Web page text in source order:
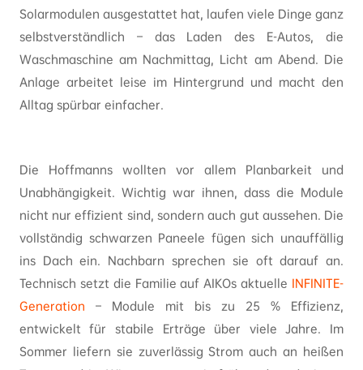
Solarmodulen ausgestattet hat, laufen viele Dinge ganz
selbstverständlich – das Laden des E-Autos, die
Waschmaschine am Nachmittag, Licht am Abend. Die
Anlage arbeitet leise im Hintergrund und macht den
Alltag spürbar einfacher.
Die Hoffmanns wollten vor allem Planbarkeit und
Unabhängigkeit. Wichtig war ihnen, dass die Module
nicht nur effizient sind, sondern auch gut aussehen. Die
vollständig schwarzen Paneele fügen sich unauffällig
ins Dach ein. Nachbarn sprechen sie oft darauf an.
Technisch setzt die Familie auf AIKOs aktuelle INFINITE-
Generation – Module mit bis zu 25 % Effizienz,
entwickelt für stabile Erträge über viele Jahre. Im
Sommer liefern sie zuverlässig Strom auch an heißen